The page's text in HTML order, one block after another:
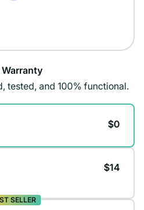
tested, and 100% functional.
$0
$14
SELLER